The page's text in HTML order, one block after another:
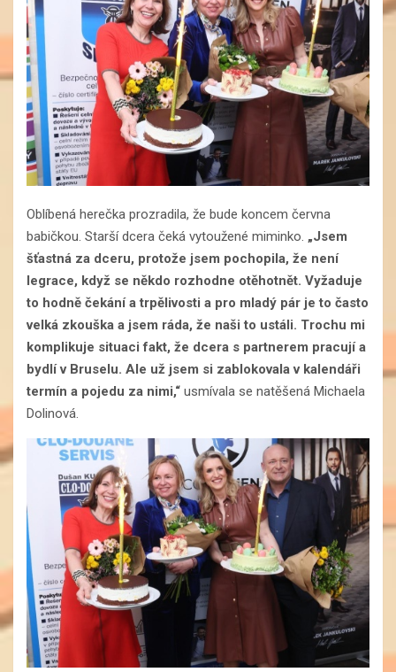
Oblíbená herečka prozradila, že bude koncem června
babičkou. Starší dcera čeká vytoužené miminko. „Jsem
šťastná za dceru, protože jsem pochopila, že není
legrace, když se někdo rozhodne otěhotnět. Vyžaduje
to hodně čekání a trpělivosti a pro mladý pár je to často
velká zkouška a jsem ráda, že naši to ustáli. Trochu mi
komplikuje situaci fakt, že dcera s partnerem pracují a
bydlí v Bruselu. Ale už jsem si zablokovala v kalendáři
termín a pojedu za nimi,“ usmívala se natěšená Michaela
Dolinová.